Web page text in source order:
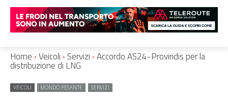
Home Veicoli Servizi Accordo AS24-Proviridis per la
distribuzione di LNG
VEICOLI MONDO PESANTE SERVIZI